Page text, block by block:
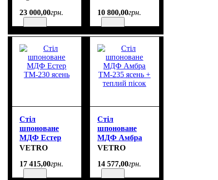
CANONDK200
23 000,00грн.
cm
10 800,00грн.
Стіл
шпоноване
МДФ Естер
TM-230 ясень
VETRO
17 415,00грн.
Стіл
шпоноване
МДФ Амбра
TM-235 ясень +
VETRO
14 577,00грн.